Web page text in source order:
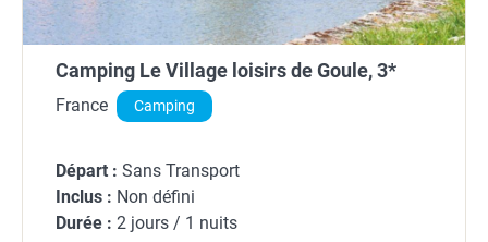
Camping Le Village loisirs de Goule, 3*
France Camping
Départ : Sans Transport
Inclus : Non défini
Durée : 2 jours / 1 nuits